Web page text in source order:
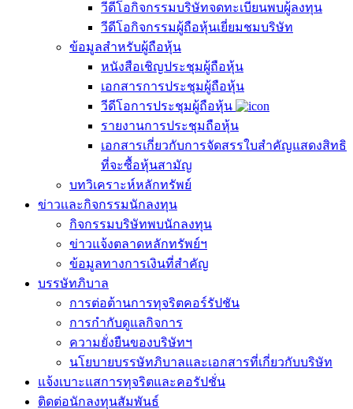
วีดีโอกิจกรรมบริษัทจดทะเบียนพบผู้ลงทุน
วีดีโอกิจกรรมผู้ถือหุ้นเยี่ยมชมบริษัท
ข้อมูลสำหรับผู้ถือหุ้น
หนังสือเชิญประชุมผู้ถือหุ้น
เอกสารการประชุมผู้ถือหุ้น
วีดีโอการประชุมผู้ถือหุ้น
รายงานการประชุมถือหุ้น
เอกสารเกี่ยวกับการจัดสรรใบสำคัญแสดงสิทธิ
ที่จะซื้อหุ้นสามัญ
บทวิเคราะห์หลักทรัพย์
ข่าวเเละกิจกรรมนักลงทุน
กิจกรรมบริษัทพบนักลงทุน
ข่าวแจ้งตลาดหลักทรัพย์ฯ
ข้อมูลทางการเงินที่สำคัญ
บรรษัทภิบาล
การต่อต้านการทุจริตคอร์รัปชัน
การกำกับดูแลกิจการ
ความยั่งยืนของบริษัทฯ
นโยบายบรรษัทภิบาลและเอกสารที่เกี่ยวกับบริษัท
แจ้งเบาะแสการทุจริตและคอรัปชั่น
ติดต่อนักลงทุนสัมพันธ์